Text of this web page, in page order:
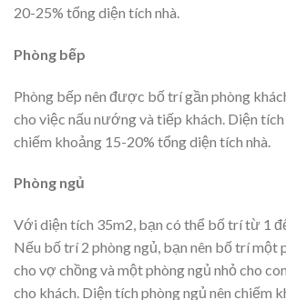
20-25% tổng diện tích nhà.
Phòng bếp
Phòng bếp nên được bố trí gần phòng
cho việc nấu nướng và tiếp khách. Diện
chiếm khoảng 15-20% tổng diện tích nhà.
Phòng ngủ
Với diện tích 35m2, bạn có thể bố trí từ 1
Nếu bố trí 2 phòng ngủ, bạn nên bố trí một
cho vợ chồng và một phòng ngủ nhỏ cho
cho khách. Diện tích phòng ngủ nên chiếm